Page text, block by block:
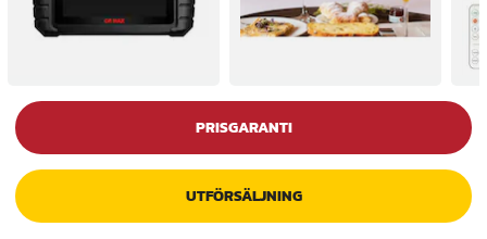
PRISGARANTI
UTFÖRSÄLJNING